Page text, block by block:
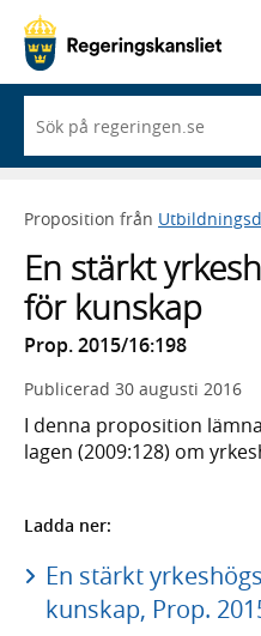
du
börjar
skriva
framträder
lista
med
sökförslag
Proposition från
En stärkt
för kunskap
Prop. 2015/16:198
Publicerad 30 augusti 2016
I denna proposition
lagen (2009:128) om
Ladda ner:
En stärkt
kunskap, Prop.